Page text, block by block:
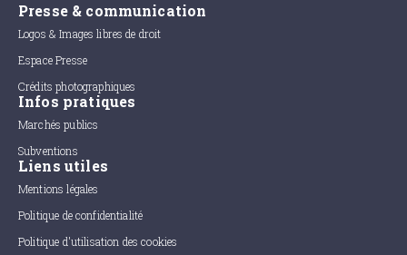
Presse & communication
Logos & Images libres de droit
Espace Presse
Crédits photographiques
Infos pratiques
Marchés publics
Subventions
Liens utiles
Mentions légales
Politique de confidentialité
Politique d'utilisation des cookies